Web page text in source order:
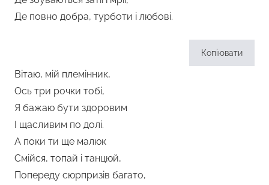
Де повно добра, турботи і любові.
Копіювати
Вітаю, мій племінник,
Ось три рочки тобі,
Я бажаю бути здоровим
І щасливим по долі.
А поки ти ще малюк
Смійся, топай і танцюй,
Попереду сюрпризів багато,